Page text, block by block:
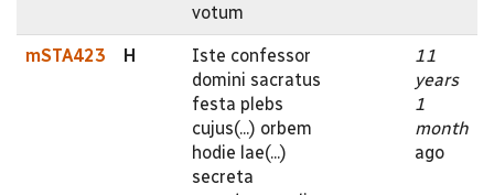
votum
mSTA423 H
Iste confessor
domini sacratus
festa plebs
cujus(...) orbem
hodie lae(...)
secreta
11
years
1
month
ago